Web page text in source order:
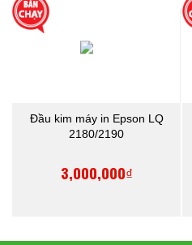
Đầu kim máy in Epson LQ
2180/2190
3,000,000₫